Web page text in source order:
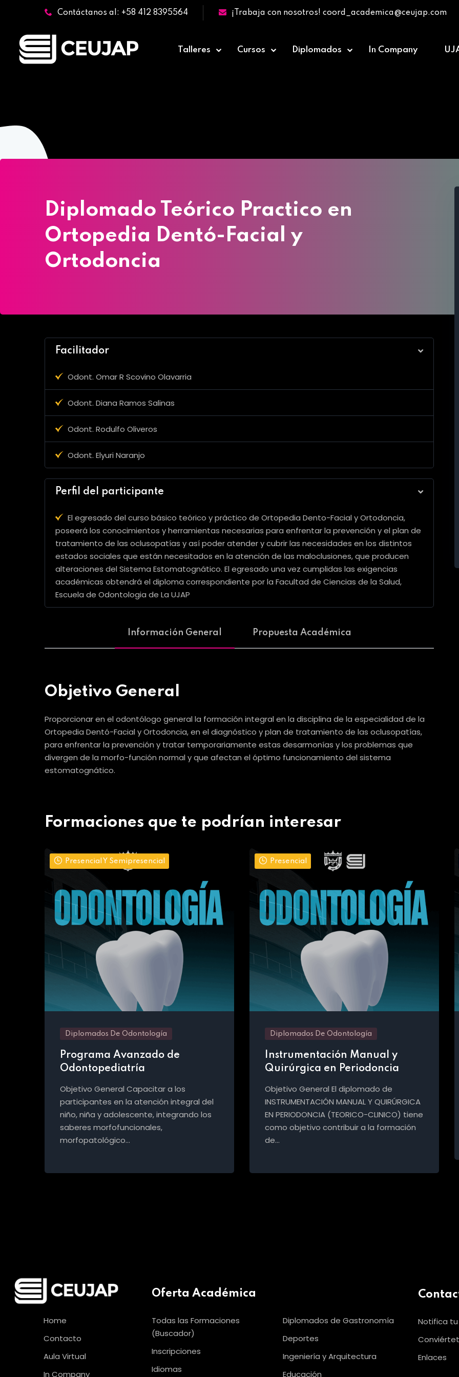
Contáctanos al: +58 412 8395564 ¡Trabaja con nosotros! coord_academica@ceujap.com
Talleres Cursos Diplomados In Company
Diplomado Teórico Practico en
Ortopedia Dentó-Facial y
Ortodoncia
Facilitador
Odont. Omar R Scovino Olavarria
Odont. Diana Ramos Salinas
Odont. Rodulfo Oliveros
Odont. Elyuri Naranjo
Perfil del participante
El egresado del curso básico teórico y práctico de Ortopedia Dento-Facial y Ortodoncia,
poseerá los conocimientos y herramientas necesarias para enfrentar la prevención y el plan de
tratamiento de las oclusopatías y así poder atender y cubrir las necesidades en los distintos
estados sociales que están necesitados en la atención de las maloclusiones, que producen
alteraciones del Sistema Estomatognático. El egresado una vez cumplidas las exigencias
académicas obtendrá el diploma correspondiente por la Facultad de Ciencias de la Salud,
Escuela de Odontologia de La UJAP
Información General Propuesta Académica
Objetivo General
Proporcionar en el odontólogo general la formación integral en la disciplina de la especialidad de la
Ortopedia Dentó-Facial y Ortodoncia, en el diagnóstico y plan de tratamiento de las oclusopatías,
para enfrentar la prevención y tratar temporariamente estas desarmonías y los problemas que
divergen de la morfo-función normal y que afectan el óptimo funcionamiento del sistema
estomatognático.
Formaciones que te podrían interesar
Presencial Y Semipresencial
Diplomados De Odontología
Programa Avanzado de
Odontopediatría
Objetivo General Capacitar a los
participantes en la atención integral del
niño, niña y adolescente, integrando los
saberes morfofuncionales,
morfopatológico…
Presencial
Diplomados De Odontología
Instrumentación Manual y
Quirúrgica en Periodoncia
Objetivo General El diplomado de
INSTRUMENTACIÓN MANUAL Y QUIRÚRGICA
EN PERIODONCIA (TEORICO-CLINICO) tiene
como objetivo contribuir a la formación
de…
Home
Contacto
Aula Virtual
In Company
Oferta Académica
Todas las Formaciones
(Buscador)
Inscripciones
Idiomas
Diplomados de Gastronomía
Deportes
Ingeniería y Arquitectura
Educación
Notifica
Enlaces